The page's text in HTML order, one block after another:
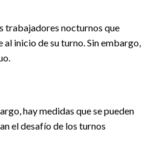
trabajadores nocturnos que
inicio de su turno. Sin embargo,
hay medidas que se pueden
el desafío de los turnos